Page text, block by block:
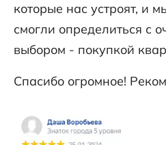
которые нас устроят, и
смогли определиться с
выбором - покупкой
Спасибо огромное!